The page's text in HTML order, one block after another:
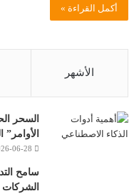
أكمل القراءة »
الأشهر
السحر
06-28
سامح
الشركات